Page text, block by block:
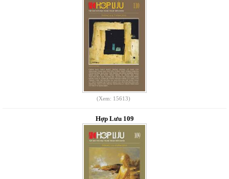
(Xem: 15613)
Hợp Lưu 109